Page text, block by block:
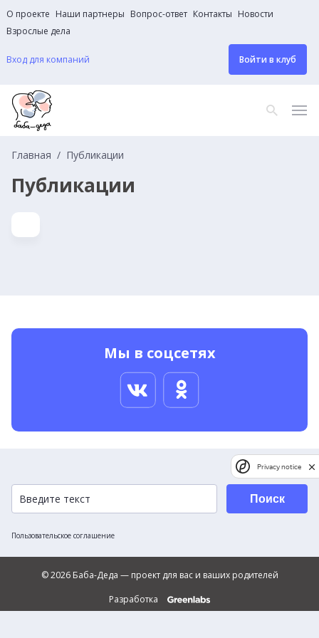
О проекте Наши партнеры Вопрос-ответ Контакты Новости
Взрослые дела
Вход для компаний Войти в клуб
Главная Публикации
Публикации
Мы в соцсетях
Пользовательское соглашение
Поиск
© 2026 Баба-Деда — проект для вас и ваших родителей
Разработка
Privacy notice